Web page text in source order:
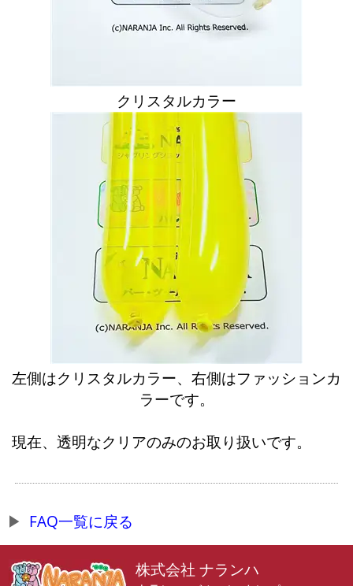
クリスタルカラー
左側はクリスタルカラー、右側はファッションカ
ラーです。
現在、透明なクリアのみのお取り扱いです。
FAQ一覧に戻る
株式会社 ナランハ